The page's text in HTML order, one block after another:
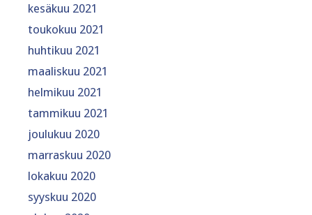
kesäkuu 2021
toukokuu 2021
huhtikuu 2021
maaliskuu 2021
helmikuu 2021
tammikuu 2021
joulukuu 2020
marraskuu 2020
lokakuu 2020
syyskuu 2020